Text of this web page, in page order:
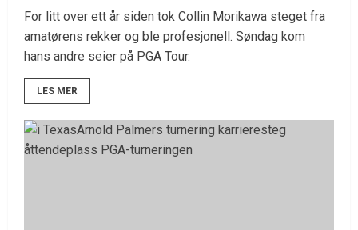
For litt over ett år siden tok Collin Morikawa steget fra
amatørens rekker og ble profesjonell. Søndag kom
hans andre seier på PGA Tour.
LES MER